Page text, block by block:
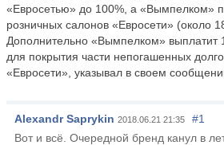
«Евросетью» до 100%, а «Вымпелком»
розничных салонов «Евросети» (около
Дополнительно «Вымпелком» выплатит
для покрытия части непогашенных
«Евросети», указывал в своем
Alexandr Saprykin 2018.06.21 21:35
#1
Вот и всё. Очередной бренд канул в